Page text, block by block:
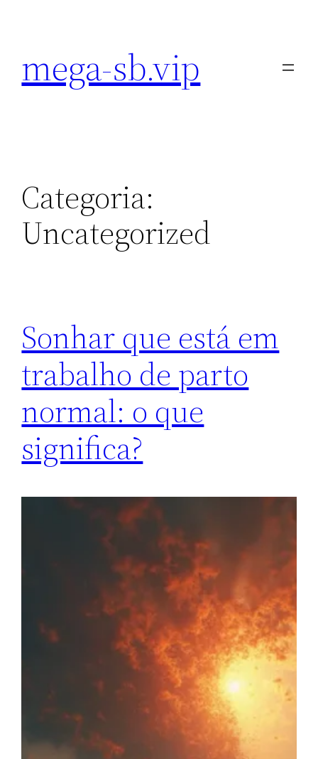
conteúdo
mega-sb.vip
Categoria:
Uncategorized
Sonhar que está em
trabalho de parto
normal: o que
significa?